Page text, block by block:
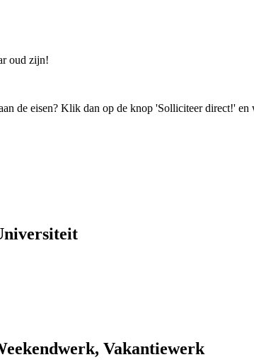
oud zijn!
de eisen? Klik dan op de knop 'Solliciteer direct!'
Vakantiewerk